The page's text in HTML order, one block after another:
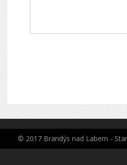
© 2017 Brandýs nad Labem -